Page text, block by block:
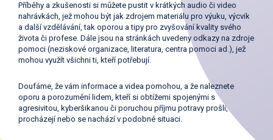
Příběhy a zkušenosti si můžete pustit v krátkých audio či video
nahrávkách, jež mohou být jak zdrojem materiálu pro výuku, výcvik
a další vzdělávání, tak oporou a tipy pro zvyšování kvality svého
života či profese. Dále jsou na stránkách uvedeny odkazy na zdroje
pomoci (neziskové organizace, literatura, centra pomoci ad.), jež
mohou využít všichni ti, kteří potřebují.
Doufáme, že vám informace a videa pomohou, a že naleznete
oporu a porozumění lidem, kteří si obtížemi spojenými s
agresivitou, kyberšikanou či poruchou příjmu potravy prošli,
procházejí nebo se nachází v podobné situaci.